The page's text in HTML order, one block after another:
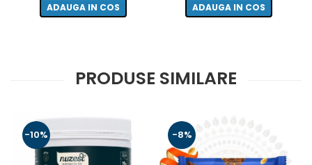
ADAUGA IN COS ADAUGA IN COS
PRODUSE SIMILARE
-10% -8%